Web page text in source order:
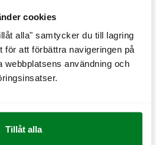
cookies
alla" samtycker du till lagring
för att förbättra navigeringen på
webbplatsens användning och
Tillåt alla
äpple. Juicen kommer från